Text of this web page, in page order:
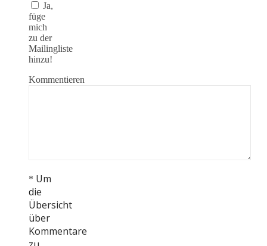
Ja,
füge
mich
zu der
Mailingliste
hinzu!
Kommentieren
* Um
die
Übersicht
über
Kommentare